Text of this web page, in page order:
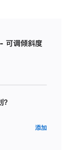
调倾斜度
添加